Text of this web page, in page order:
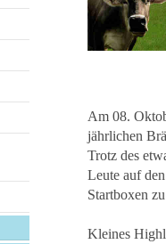
Am 08.
jährlichen
Trotz des
Leute auf
Startboxen
Kleines